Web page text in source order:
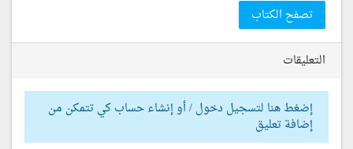
تصفح الكتاب
التعليقات
إضغط هنا لتسجيل دخول / أو إنشاء حساب كي تتمكن من
إضافة تعليق